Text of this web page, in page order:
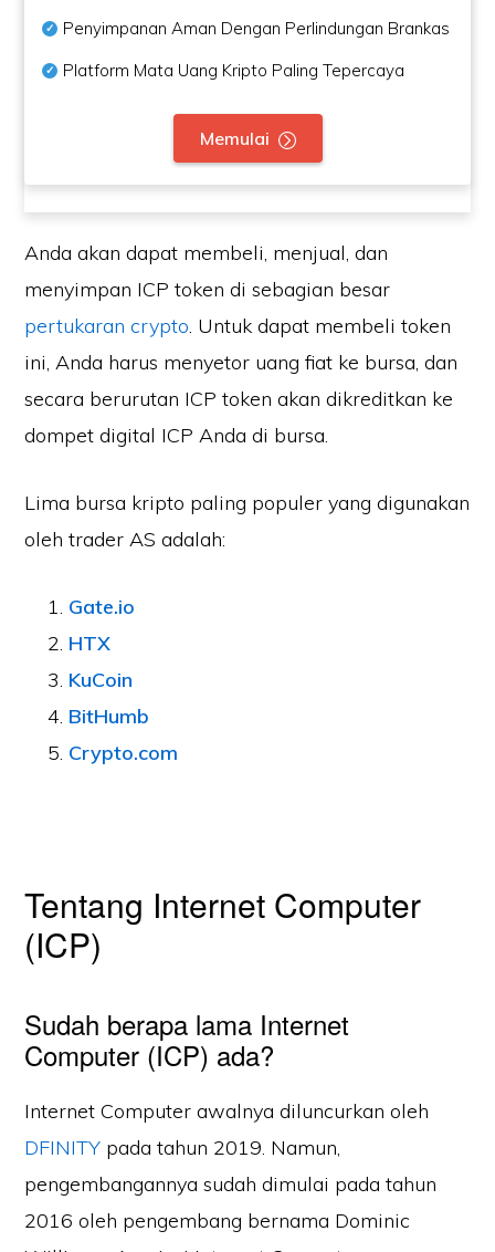
Penyimpanan Aman Dengan Perlindungan Brankas
Platform Mata Uang Kripto Paling Tepercaya
Memulai
Anda akan dapat membeli, menjual, dan
menyimpan ICP token di sebagian besar
pertukaran crypto. Untuk dapat membeli token
ini, Anda harus menyetor uang fiat ke bursa, dan
secara berurutan ICP token akan dikreditkan ke
dompet digital ICP Anda di bursa.
Lima bursa kripto paling populer yang digunakan
oleh trader AS adalah:
Gate.io
HTX
KuCoin
BitHumb
Crypto.com
Tentang Internet Computer
(ICP)
Sudah berapa lama Internet
Computer (ICP) ada?
Internet Computer awalnya diluncurkan oleh
DFINITY pada tahun 2019. Namun,
pengembangannya sudah dimulai pada tahun
2016 oleh pengembang bernama Dominic